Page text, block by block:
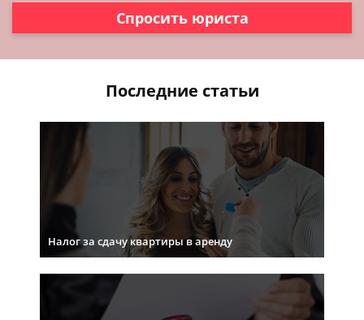
Спросить юриста
Последние статьи
Налог за сдачу квартиры в аренду